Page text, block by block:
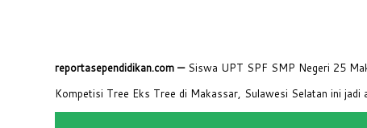
reportasependidikan.com — Siswa UPT SPF SMP Negeri 25
Kompetisi Tree Eks Tree di Makassar, Sulawesi Selatan ini jadi